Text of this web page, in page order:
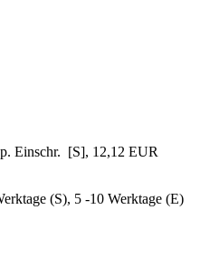
Einschr. [S], 12,12 EUR
(S), 5 -10 Werktage (E)